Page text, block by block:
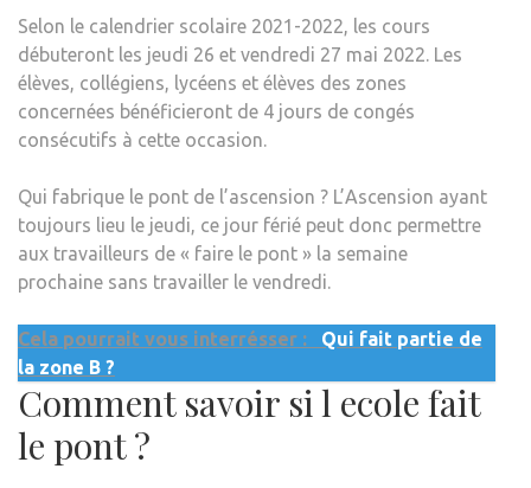
Selon le calendrier scolaire 2021-2022, les cours
débuteront les jeudi 26 et vendredi 27 mai 2022. Les
élèves, collégiens, lycéens et élèves des zones
concernées bénéficieront de 4 jours de congés
consécutifs à cette occasion.
Qui fabrique le pont de l’ascension ? L’Ascension ayant
toujours lieu le jeudi, ce jour férié peut donc permettre
aux travailleurs de « faire le pont » la semaine
prochaine sans travailler le vendredi.
Cela pourrait vous interrésser :
Qui fait partie de
la zone B ?
Comment savoir si l ecole fait
le pont ?